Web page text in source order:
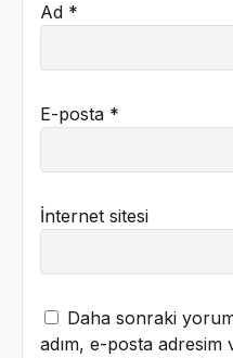
Ad *
E-posta *
İnternet sitesi
Daha sonraki
adım, e-posta adresim